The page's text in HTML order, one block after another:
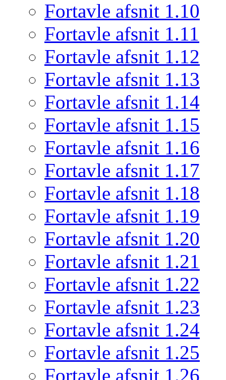
Fortavle afsnit 1.10
Fortavle afsnit 1.11
Fortavle afsnit 1.12
Fortavle afsnit 1.13
Fortavle afsnit 1.14
Fortavle afsnit 1.15
Fortavle afsnit 1.16
Fortavle afsnit 1.17
Fortavle afsnit 1.18
Fortavle afsnit 1.19
Fortavle afsnit 1.20
Fortavle afsnit 1.21
Fortavle afsnit 1.22
Fortavle afsnit 1.23
Fortavle afsnit 1.24
Fortavle afsnit 1.25
Fortavle afsnit 1.26